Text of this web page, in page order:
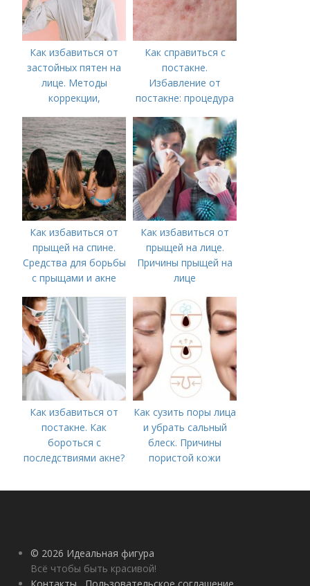
Как избавиться от
застойных пятен на
лице. Методы
коррекции,
акне и удаления
рубцов и шрамов
постакне
Как справиться с
постакне.
Избавление от
постакне: процедура
Как избавиться от
прыщей на спине.
Средства для борьбы
с прыщами и акне
Как избавиться от
прыщей на лице.
Причины прыщей на
лице
Как избавиться от
постакне. Как
бороться с
последствиями акне?
Как сузить поры лица
и убрать сальный
блеск. Причины
пористой кожи
© 2026 Идеальная фигура
Всё чтобы быть красивой!